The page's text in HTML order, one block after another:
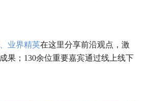
业界精英在这里分享前沿观点，激
果；130余位重要嘉宾通过线上线下